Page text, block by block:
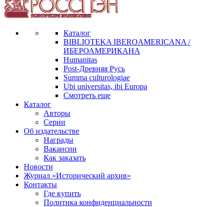
Каталог
BIBLIOTEKA IBEROAMERICANA /
ИБЕРОАМЕРИКАНА
Humanitas
Post-Древняя Русь
Summa culturologiae
Ubi universitas, ibi Europa
Смотреть еще
Каталог
Авторы
Серии
Об издательстве
Награды
Вакансии
Как заказать
Новости
Журнал «Исторический архив»‎
Контакты
Где купить
Политика конфиденциальности